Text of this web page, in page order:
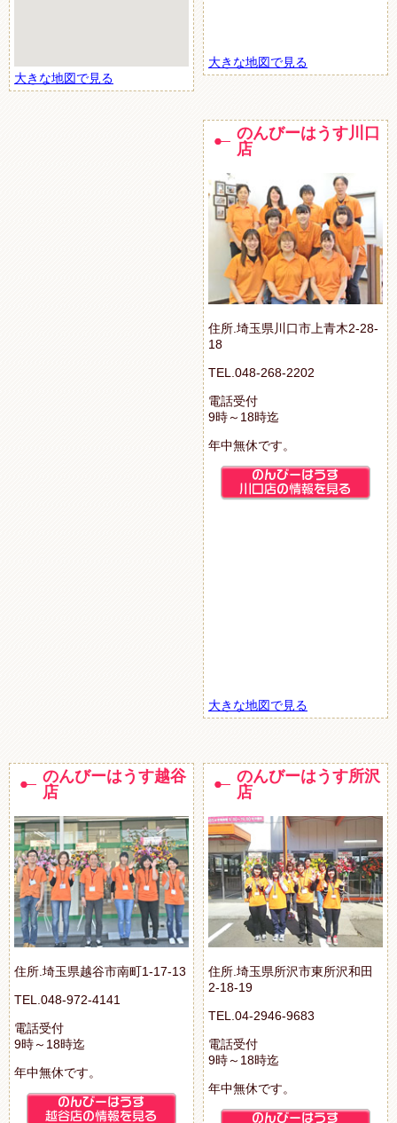
大きな地図で見る
大きな地図で見る
のんびーはうす川口
店
住所.埼玉県川口市上青木2-28-
18
TEL.048-268-2202
電話受付
9時～18時迄
年中無休です。
大きな地図で見る
のんびーはうす越谷
店
住所.埼玉県越谷市南町1-17-13
TEL.048-972-4141
電話受付
9時～18時迄
年中無休です。
のんびーはうす所沢
店
住所.埼玉県所沢市東所沢和田
2-18-19
TEL.04-2946-9683
電話受付
9時～18時迄
年中無休です。